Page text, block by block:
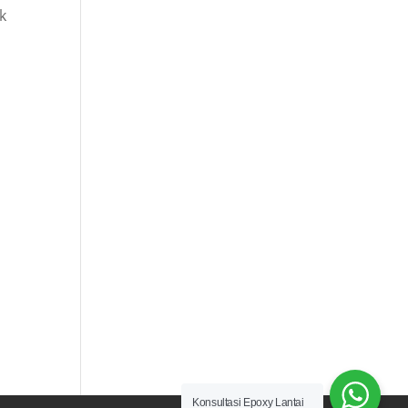
Konsultasi Epoxy Lantai